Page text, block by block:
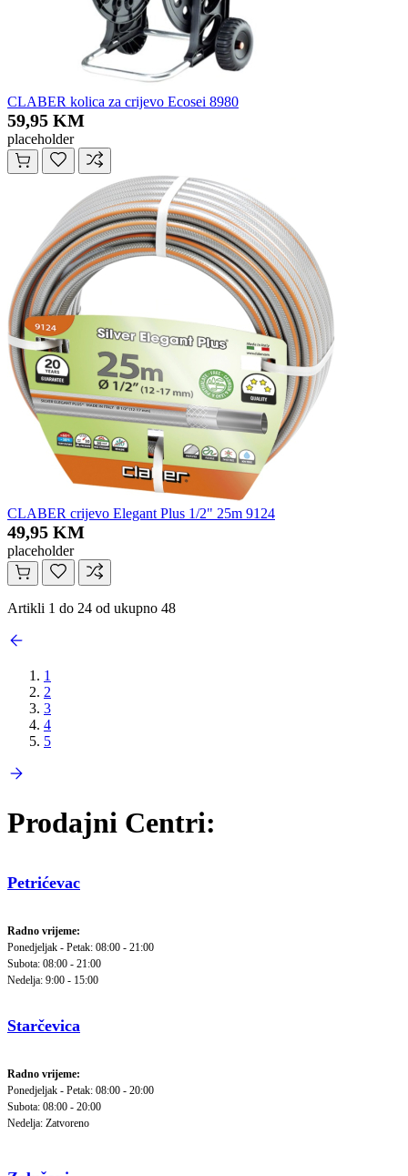
CLABER kolica za crijevo Ecosei 8980
59,95 KM
placeholder
CLABER crijevo Elegant Plus 1/2" 25m 9124
49,95 KM
placeholder
Artikli 1 do 24 od ukupno 48
1
2
3
4
5
Prodajni Centri:
Petrićevac
Radno vrijeme:
Ponedjeljak - Petak: 08:00 - 21:00
Subota: 08:00 - 21:00
Nedelja: 9:00 - 15:00
Starčevica
Radno vrijeme:
Ponedjeljak - Petak: 08:00 - 20:00
Subota: 08:00 - 20:00
Nedelja: Zatvoreno